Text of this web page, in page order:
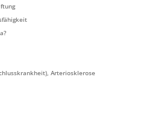
Arteriosklerose